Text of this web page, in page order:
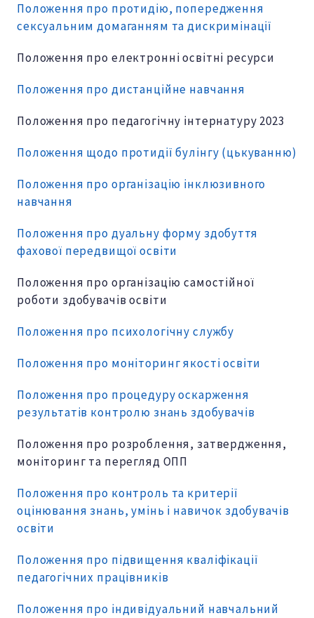
Положення про протидію, попередження
сексуальним домаганням та дискримінації
Положення про електронні освітні ресурси
Положення про дистанційне навчання
Положення про педагогічну інтернатуру 2023
Положення щодо протидії булінгу (цькуванню)
Положення про організацію інклюзивного
навчання
Положення про дуальну форму здобуття
фахової передвищої освіти
Положення про організацію самостійної
роботи здобувачів освіти
Положення про психологічну службу
Положення про моніторинг якості освіти
Положення про процедуру оскарження
результатів контролю знань здобувачів
Положення про розроблення, затвердження,
моніторинг та перегляд ОПП
Положення про контроль та критерії
оцінювання знань, умінь і навичок здобувачів
освіти
Положення про підвищення кваліфікації
педагогічних працівників
Положення про індивідуальний навчальний